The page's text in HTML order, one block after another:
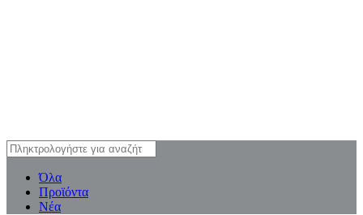
Όλα
Προϊόντα
Νέα